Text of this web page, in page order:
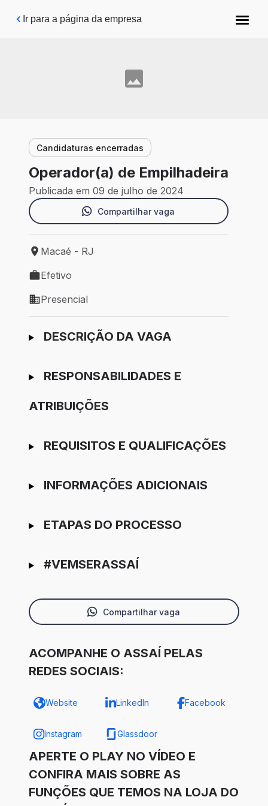
Pular para o conteúdo principal
Ir para a página da empresa
Candidaturas encerradas
Operador(a) de Empilhadeira
Publicada em 09 de julho de 2024
Compartilhar vaga
Local de trabalho: Macaé - RJ
Macaé - RJ
Tipo de vaga: Efetivo
Efetivo
Modelo de trabalho: Presencial
Presencial
Ir para candidatura
DESCRIÇÃO DA VAGA
RESPONSABILIDADES E
ATRIBUIÇÕES
REQUISITOS E QUALIFICAÇÕES
INFORMAÇÕES ADICIONAIS
ETAPAS DO PROCESSO
#VEMSERASSAÍ
Compartilhar vaga
ACOMPANHE O ASSAÍ PELAS
REDES SOCIAIS:
Website LinkedIn Facebook
Instagram Glassdoor
APERTE O PLAY NO VÍDEO E
CONFIRA MAIS SOBRE AS
FUNÇÕES QUE TEMOS NA LOJA DO